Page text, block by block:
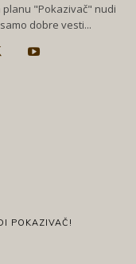
"Pokazivač" nudi
dobre vesti...
POKAZIVAČ!